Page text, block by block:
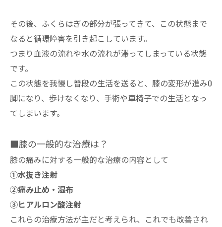
その後、ふくらはぎの部分が張ってきて、この状態まで
なると循環障害を引き起こしています。
つまり血液の流れや水の流れが滞ってしまっている状態
です。
この状態を我慢し普段の生活を送ると、膝の変形が進みO
脚になり、歩けなくなり、手術や車椅子での生活となっ
てしまいます。
■膝の一般的な治療は？
膝の痛みに対する一般的な治療の内容として
①水抜き注射
②痛み止め・湿布
③ヒアルロン酸注射
これらの治療方法が主だと考えられ、これでも改善され